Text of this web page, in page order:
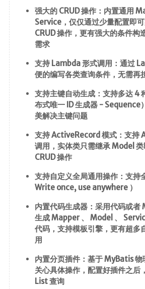
强大的 CRUD 操作：内置通用
Service，仅仅通过少量配置即
CRUD 操作，更有强大的条件构
需求
支持 Lambda 形式调用：通过
便的编写各类查询条件，无需再
支持主键自动生成：支持多达 4
布式唯一 ID 生成器 - Sequence
美解决主键问题
支持 ActiveRecord 模式：支持
调用，实体类只需继承 Model
CRUD 操作
支持自定义全局通用操作：支持
Write once, use anywhere ）
内置代码生成器：采用代码或者
生成 Mapper 、 Model 、
代码，支持模板引擎，更有超多
用
内置分页插件：基于 MyBatis
关心具体操作，配置好插件之后
List 查询
Vue
Android
UI视图动画
网络请求
代码简洁工
具
Commons
云原生
Docker
Netty
Zookeeper